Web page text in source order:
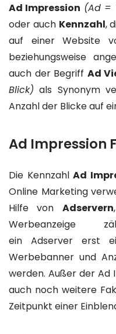
Ad Impression (Ad =
oder auch Kennzahl,
auf einer Website
beziehungsweise
auch der Begriff Ad
Blick) als Synonym
Anzahl der Blicke auf
Ad Impression
Die Kennzahl Ad
Online Marketing
Hilfe von Adservern
Werbeanzeige
ein Adserver erst
Werbebanner und
werden. Außer der Ad
auch noch weitere
Zeitpunkt einer